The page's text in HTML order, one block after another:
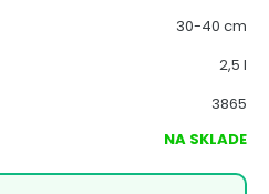
30-40 cm
2,5 l
3865
NA SKLADE